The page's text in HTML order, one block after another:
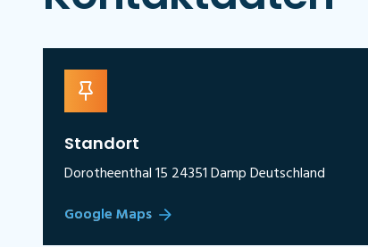
Standort
Dorotheenthal 15 24351 Damp Deutschland
Google Maps